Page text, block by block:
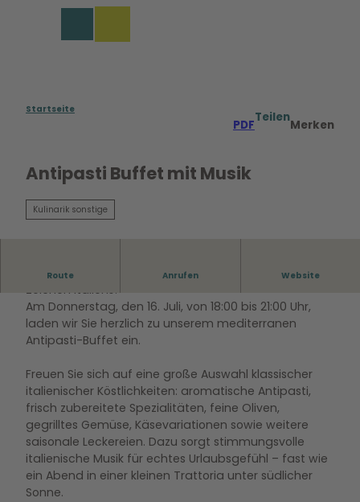
Startseite
PDF
Teilen
Merken
Antipasti Buffet mit Musik
Kulinarik sonstige
Route Anrufen Website
Genießen Sie einen sommerlichen Abend ganz im
Zeichen Italiens!
Am Donnerstag, den 16. Juli, von 18:00 bis 21:00 Uhr,
laden wir Sie herzlich zu unserem mediterranen
Antipasti-Buffet ein.
Freuen Sie sich auf eine große Auswahl klassischer
italienischer Köstlichkeiten: aromatische Antipasti,
frisch zubereitete Spezialitäten, feine Oliven,
gegrilltes Gemüse, Käsevariationen sowie weitere
saisonale Leckereien. Dazu sorgt stimmungsvolle
italienische Musik für echtes Urlaubsgefühl – fast wie
ein Abend in einer kleinen Trattoria unter südlicher
Sonne.